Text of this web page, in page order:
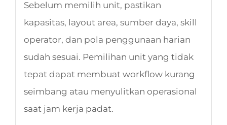
Sebelum memilih unit, pastikan
kapasitas, layout area, sumber daya, skill
operator, dan pola penggunaan harian
sudah sesuai. Pemilihan unit yang tidak
tepat dapat membuat workflow kurang
seimbang atau menyulitkan operasional
saat jam kerja padat.